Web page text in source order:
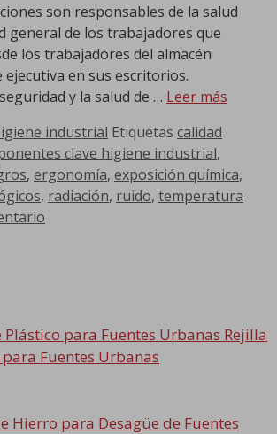
son responsables de la salud
general de los trabajadores que
los trabajadores del almacén
ejecutiva en sus escritorios.
y la salud de … Leer más
industrial Etiquetas calidad
clave higiene industrial,
, ergonomía, exposición química,
, radiación, ruido, temperatura
Rejilla
Fuentes Urbanas